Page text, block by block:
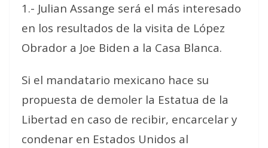
1.- Julian Assange será el más interesado
en los resultados de la visita de López
Obrador a Joe Biden a la Casa Blanca.
Si el mandatario mexicano hace su
propuesta de demoler la Estatua de la
Libertad en caso de recibir, encarcelar y
condenar en Estados Unidos al